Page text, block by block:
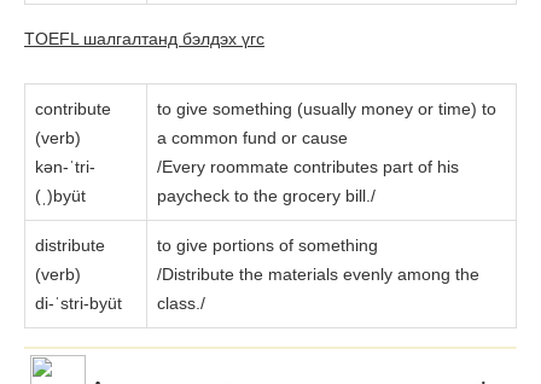
TOEFL шалгалтанд бэлдэх үгc
contribute
(verb)
kən-ˈtri-
(ˌ)byüt
to give something (usually money or time) to
a common fund or cause
/Every roommate contributes part of his
paycheck to the grocery bill./
distribute
(verb)
di-ˈstri-byüt
to give portions of something
/Distribute the materials evenly among the
class./